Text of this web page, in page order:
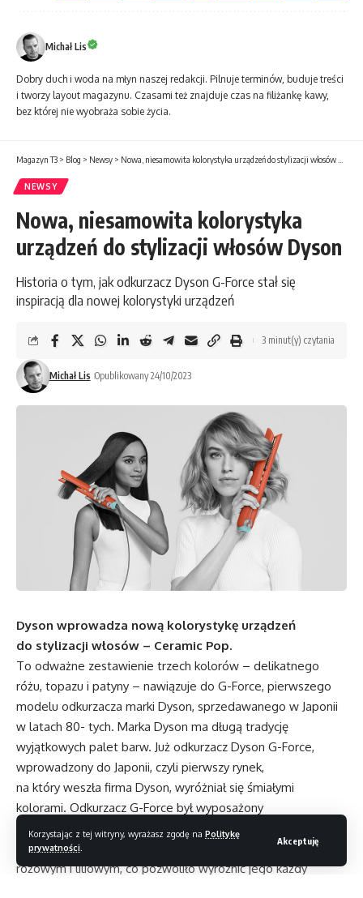
Korzystając z tej witryny, wyrażasz zgodę na Politykę
prywatności
Akceptuję
Michał Lis
Dobry duch i woda na młyn naszej redakcji. Pilnuje terminów, buduje treści
i tworzy layout magazynu. Czasami też znajduje czas na filiżankę kawy,
bez której nie wyobraża sobie życia.
Magazyn T3 > Blog > Newsy > Nowa, niesamowita kolorystyka urządzeń do stylizacji włosów Dyson
NEWSY
Nowa, niesamowita kolorystyka
urządzeń do stylizacji włosów Dyson
Historia o tym, jak odkurzacz Dyson G-Force stał się
inspiracją dla nowej kolorystyki urządzeń
Michał Lis Opublikowany 24/10/2023
3 minut(y) czytania
Dyson wprowadza nową kolorystykę urządzeń
do stylizacji włosów – Ceramic Pop.
To odważne zestawienie trzech kolorów – delikatnego
różu, topazu i patyny – nawiązuje do G-Force, pierwszego
modelu odkurzacza marki Dyson, sprzedawanego w Japonii
w latach 80- tych. Marka Dyson ma długą tradycję
wyjątkowych palet barw. Już odkurzacz Dyson G-Force,
wprowadzony do Japonii, czyli pierwszy rynek,
na który weszła firma Dyson, wyróżniał się śmiałymi
kolorami. Odkurzacz G-Force był wyposażony
w przełomową technologię cyklonów i przezroczysty
zbiornik, osadzony w asymetrycznej obudowie w kolorach
różowym i liliowym, co pozwoliło wyróżnić jego każdy